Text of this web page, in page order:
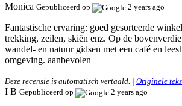
Monica Gepubliceerd op 2 years ago
Fantastische ervaring: goed gesorteerde
trekking, zeilen, skiën enz. Op de
wandel- en natuur gidsen met een café en
omgeving. aanbevolen
Deze recensie is automatisch vertaald. | Originele
I B Gepubliceerd op 2 years ago